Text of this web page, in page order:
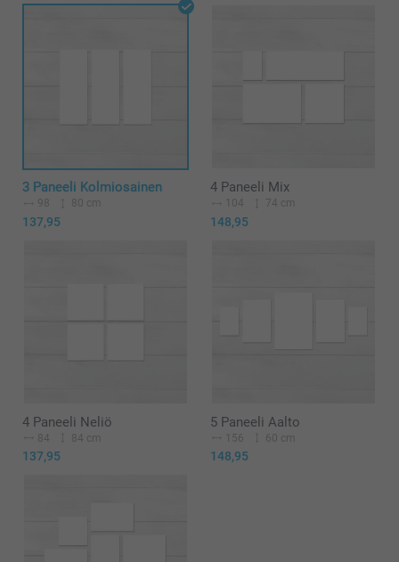
3 Paneeli Kolmiosainen
98 80 cm
137,95
4 Paneeli Mix
104 74 cm
148,95
4 Paneeli Neliö
84 84 cm
137,95
5 Paneeli Aalto
156 60 cm
148,95